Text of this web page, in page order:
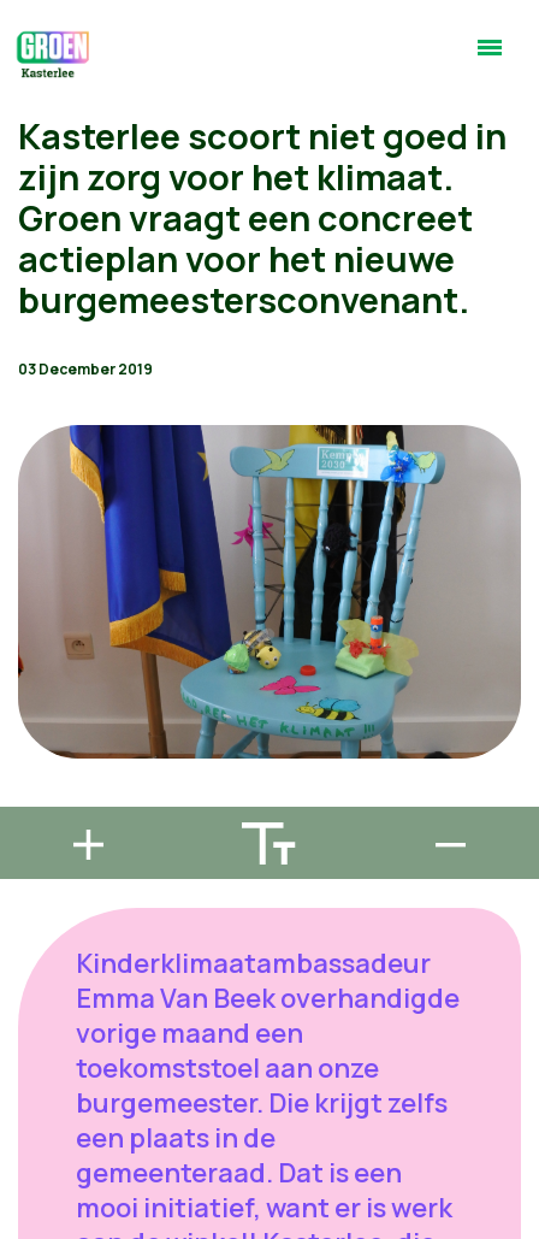
Kasterlee scoort niet goed in
zijn zorg voor het klimaat.
Groen vraagt een concreet
actieplan voor het nieuwe
burgemeestersconvenant.
03 December 2019
Kinderklimaatambassadeur
Emma Van Beek overhandigde
vorige maand een
toekomststoel aan onze
burgemeester. Die krijgt zelfs
een plaats in de
gemeenteraad. Dat is een
mooi initiatief, want er is werk